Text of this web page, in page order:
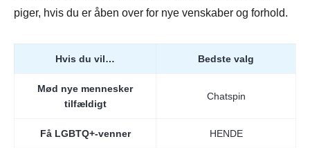
piger, hvis du er åben over for nye venskaber og forhold.
Hvis du vil… Bedste valg
Mød nye mennesker
tilfældigt
Chatspin
Få LGBTQ+-venner HENDE